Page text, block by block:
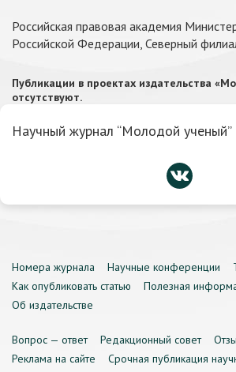
Российская правовая академия
Российской Федерации, Северный
Публикации в проектах издательства
отсутствуют.
Научный журнал “Молодой ученый”
Номера журнала Научные конференции
Как опубликовать статью
Полезная
Об издательстве
Вопрос — ответ Редакционный совет
Реклама на сайте
Срочная публикация